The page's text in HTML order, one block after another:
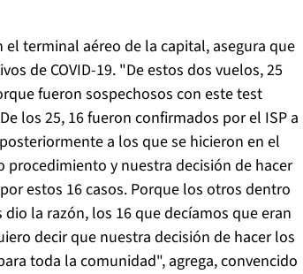
terminal aéreo de la capital, asegura que
de COVID-19. "De estos dos vuelos, 25
fueron sospechosos con este test
los 25, 16 fueron confirmados por el ISP a
a los que se hicieron en el
y nuestra decisión de hacer
estos 16 casos. Porque los otros dentro
la razón, los 16 que decíamos que eran
decir que nuestra decisión de hacer los
toda la comunidad", agrega, convencido